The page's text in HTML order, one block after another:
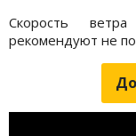
Скорость
рекомендуют не